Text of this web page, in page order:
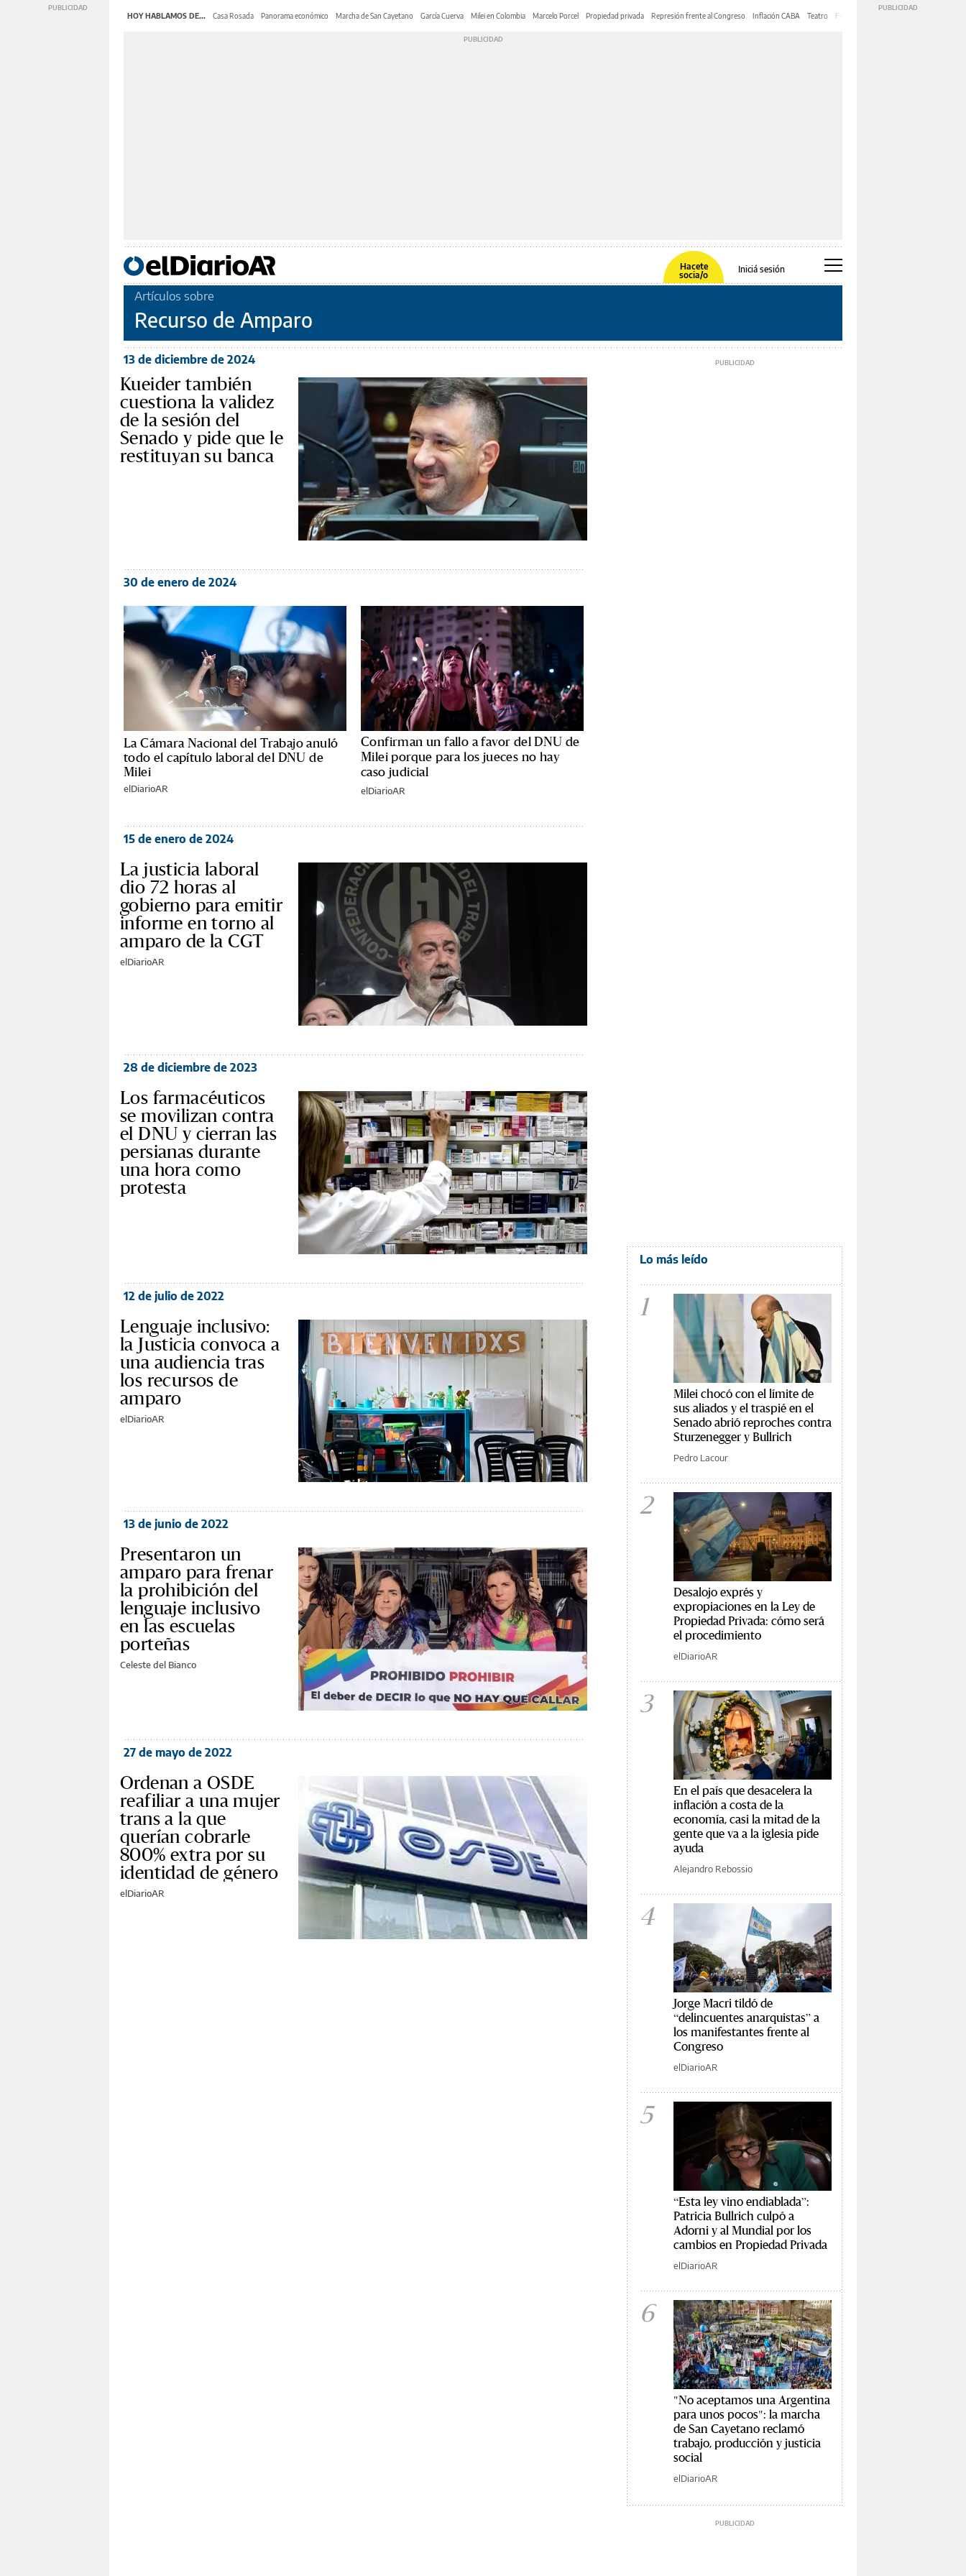
HOY HABLAMOS DE... Casa Rosada Panorama económico Marcha de San Cayetano García Cuerva Milei en Colombia Marcelo Porcel Propiedad privada Represión frente al Congreso Inflación CABA Teatro Feria de Editores
Hacete
socia/o
Iniciá sesión
Artículos sobre
Recurso de Amparo
13 de diciembre de 2024
Kueider también
cuestiona la validez
de la sesión del
Senado y pide que le
restituyan su banca
30 de enero de 2024
La Cámara Nacional del Trabajo anuló
todo el capítulo laboral del DNU de
Milei
elDiarioAR
Confirman un fallo a favor del DNU de
Milei porque para los jueces no hay
caso judicial
elDiarioAR
15 de enero de 2024
La justicia laboral
dio 72 horas al
gobierno para emitir
informe en torno al
amparo de la CGT
elDiarioAR
28 de diciembre de 2023
Los farmacéuticos
se movilizan contra
el DNU y cierran las
persianas durante
una hora como
protesta
12 de julio de 2022
Lenguaje inclusivo:
la Justicia convoca a
una audiencia tras
los recursos de
amparo
elDiarioAR
13 de junio de 2022
Presentaron un
amparo para frenar
la prohibición del
lenguaje inclusivo
en las escuelas
porteñas
Celeste del Bianco
27 de mayo de 2022
Ordenan a OSDE
reafiliar a una mujer
trans a la que
querían cobrarle
800% extra por su
identidad de género
elDiarioAR
Lo más leído
1
Milei chocó con el límite de
sus aliados y el traspié en el
Senado abrió reproches contra
Sturzenegger y Bullrich
Pedro Lacour
2
Desalojo exprés y
expropiaciones en la Ley de
Propiedad Privada: cómo será
el procedimiento
elDiarioAR
3
En el país que desacelera la
inflación a costa de la
economía, casi la mitad de la
gente que va a la iglesia pide
ayuda
Alejandro Rebossio
4
Jorge Macri tildó de
“delincuentes anarquistas” a
los manifestantes frente al
Congreso
elDiarioAR
5
“Esta ley vino endiablada”:
Patricia Bullrich culpó a
Adorni y al Mundial por los
cambios en Propiedad Privada
elDiarioAR
6
"No aceptamos una Argentina
para unos pocos": la marcha
de San Cayetano reclamó
trabajo, producción y justicia
social
elDiarioAR